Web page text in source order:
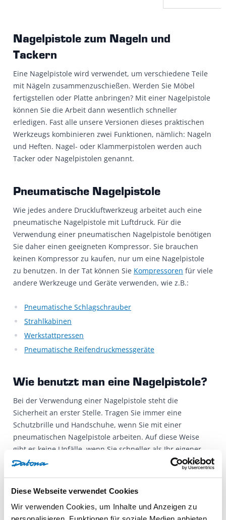
Diese Webseite verwendet Cookies
Wir verwenden Cookies, um Inhalte und Anzeigen zu
Nagelpistole zum Nageln und
Tackern
Eine Nagelpistole wird verwendet, um verschiedene Teile
mit Nägeln zusammenzuschießen. Werden Sie Möbel
fertigstellen oder Platte anbringen? Mit einer Nagelpistole
können Sie die Arbeit dann wesentlich schneller
erledigen. Fast alle unsere Versionen dieses praktischen
Werkzeugs kombinieren zwei Funktionen, nämlich: Nageln
und Heften. Nagel- oder Klammerpistolen werden auch
Tacker oder Nagelpistolen genannt.
Pneumatische Nagelpistole
Wie jedes andere Druckluftwerkzeug arbeitet auch eine
pneumatische Nagelpistole mit Luftdruck. Für die
Verwendung einer pneumatischen Nagelpistole benötigen
Sie daher einen geeigneten Kompressor. Sie brauchen
keinen Kompressor zu kaufen, nur um eine Nagelpistole
zu benutzen. In der Tat können Sie Kompressoren für viele
andere Werkzeuge und Geräte verwenden, wie z.B.:
Pneumatische Schlagschrauber
Strahlkabinen
Werkstattpressen
Pneumatische Reifendruckmessgeräte
Wie benutzt man eine Nagelpistole?
Bei der Verwendung einer Nagelpistole steht die
Sicherheit an erster Stelle. Tragen Sie immer eine
Schutzbrille und Handschuhe, wenn Sie mit einer
pneumatischen Nagelpistole arbeiten. Auf diese Weise
gibt es keine Unfälle, wenn Sie schneller als Ihr eigener
Schatten schießen!
Arbeitsdruck nicht überschritten wird. Wir geben den